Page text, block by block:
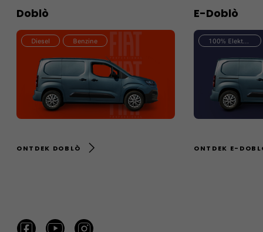
Doblò
Diesel Benzine
ONTDEK DOBLÒ
E-Doblò
100% Elektrisch
ONTDEK E-